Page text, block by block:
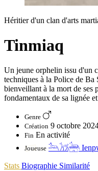
𓉐
Héritier d'un clan d'arts
Tinmiaq
Un jeune orphelin issu d'un
techniques à la Police de
bienveillant à la mort de ses
fondamentaux de sa lignée
Genre
Création 9 octobre
Fin En activité
Joueuse 𓃢𓃡𓃣
Stats Biographie Similarité